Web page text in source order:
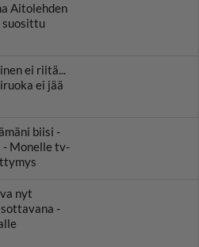
Aitolehden
suosittu
ei riitä...
ei jää
biisi -
Monelle tv-
nyt
-